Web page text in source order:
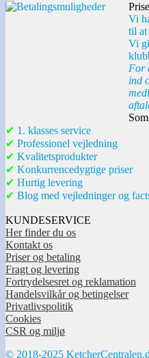
Vi
til at
Vi
For
ind
✔ 1. klasses service
✔ Professionel vejledning
✔ Kvalitetsprodukter
✔ Konkurrencedygtige priser
✔ Hurtig levering
✔ Blog med vejledninger og
KUNDESERVICE
Her finder du os
Kontakt os
Priser og betaling
Fragt og levering
Fortrydelsesret og reklamation
Handelsvilkår og betingelser
Privatlivspolitik
Cookies
CSR og miljø
© 2018-2025